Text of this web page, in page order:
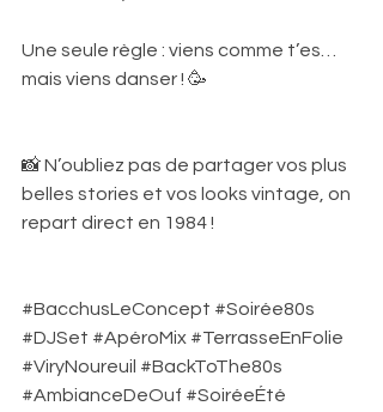
Une seule règle : viens comme t’es…
mais viens danser ! 🥳
📸 N’oubliez pas de partager vos plus
belles stories et vos looks vintage, on
repart direct en 1984 !
#BacchusLeConcept #Soirée80s
#DJSet #ApéroMix #TerrasseEnFolie
#ViryNoureuil #BackToThe80s
#AmbianceDeOuf #SoiréeÉté